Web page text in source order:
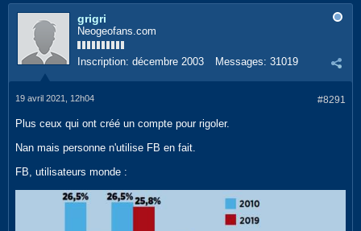
grigri
Neogeofans.com
Inscription: décembre 2003 Messages: 31019
#8291
19 avril 2021, 12h04
Plus ceux qui ont créé un compte pour rigoler.
Nan mais personne n'utilise FB en fait.
FB, utilisateurs monde :